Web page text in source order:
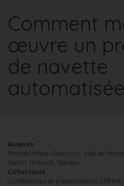
Comment
œuvre un
de navette
automatisée
Auteurs
Primaël-Marie Sodonon, Ville de
Martin Thibault, Stantec
Collections
Conférences et présentations (INFRA)